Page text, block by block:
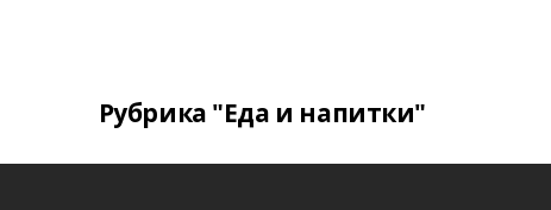
Рубрика "Еда и напитки"